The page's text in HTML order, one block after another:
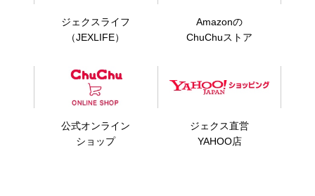
ジェクスライフ
（JEXLIFE）
Amazonの
ChuChuストア
公式オンライン
ショップ
ジェクス直営
YAHOO店